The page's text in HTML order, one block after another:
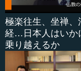
私もかつて、日本
で過半数を握ること
しかし、それができ
案は通りません。野
て、“解散をしろ”“首
極楽往生、坐禅、
経…日本人はいか
乗り越えるか